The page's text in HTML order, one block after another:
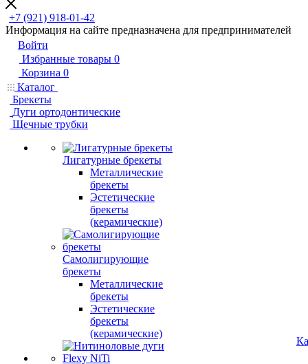
+7 (921) 918-01-42
Информация на сайте предназначена для предпринимателей
Войти
Избранные товары 0
Корзина 0
Каталог
Брекеты
Дуги ортодонтические
Щечные трубки
Лигатурные брекеты
Металлические
брекеты
Эстетические
брекеты
(керамические)
Самолигирующие
брекеты
Металлические
брекеты
Эстетические
брекеты
(керамические)